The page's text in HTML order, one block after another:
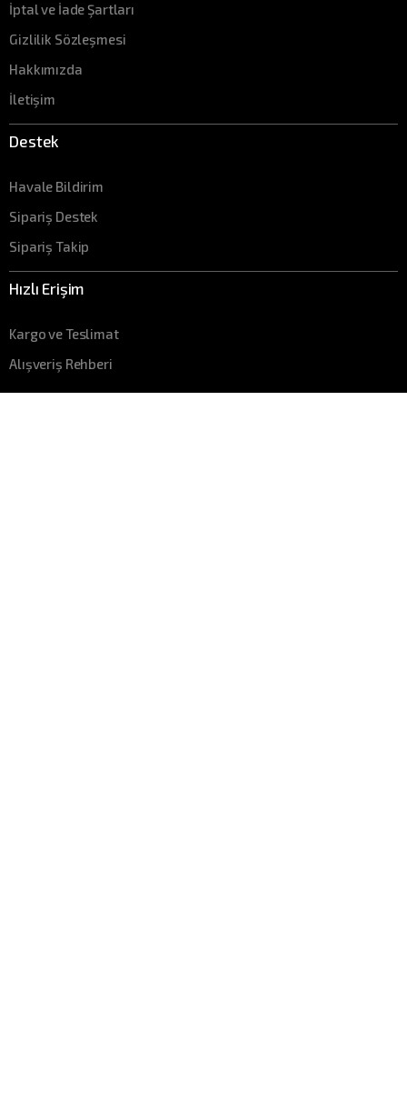
İptal ve İade Şartları
Gizlilik Sözleşmesi
Hakkımızda
İletişim
Destek
Havale Bildirim
Sipariş Destek
Sipariş Takip
Hızlı Erişim
Kargo ve Teslimat
Alışveriş Rehberi